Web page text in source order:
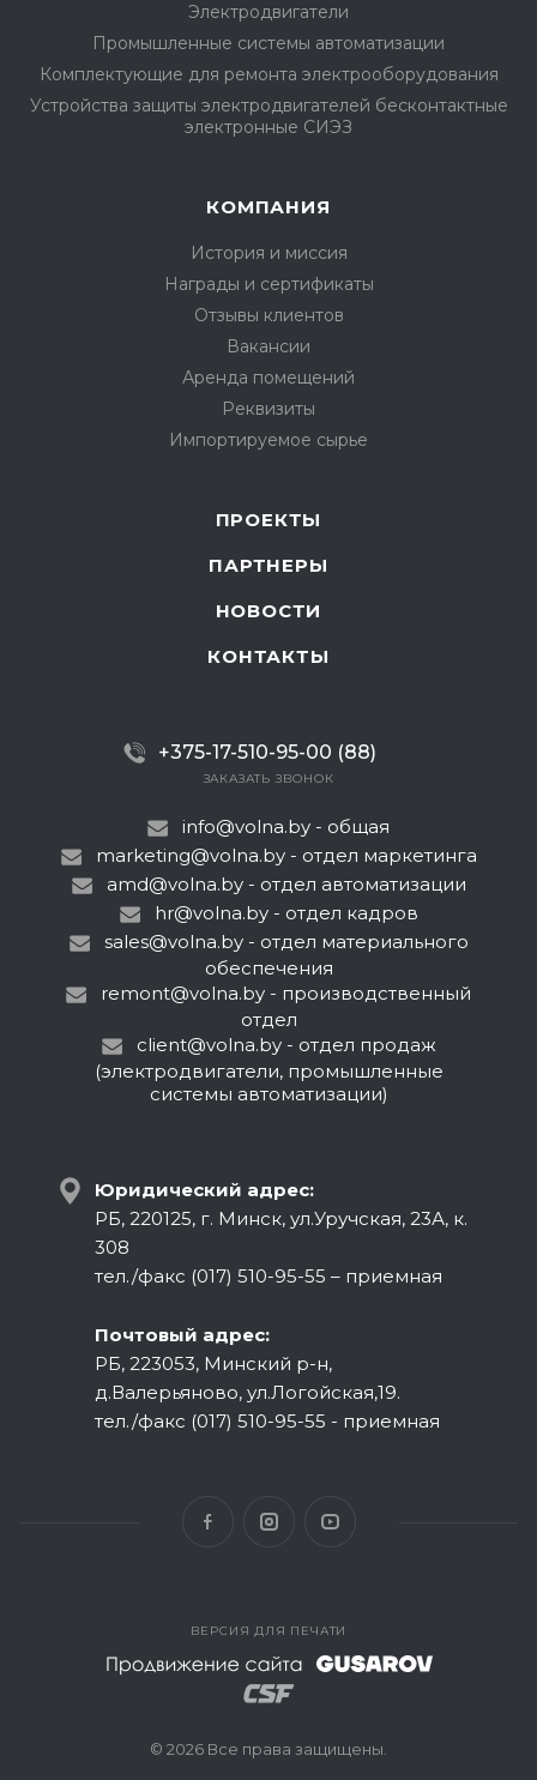
Электродвигатели
Промышленные системы автоматизации
Комплектующие для ремонта электрооборудования
Устройства защиты электродвигателей бесконтактные
электронные СИЭЗ
КОМПАНИЯ
История и миссия
Награды и сертификаты
Отзывы клиентов
Вакансии
Аренда помещений
Реквизиты
Импортируемое сырье
ПРОЕКТЫ
ПАРТНЕРЫ
НОВОСТИ
КОНТАКТЫ
+375-17-510-95-00 (88)
ЗАКАЗАТЬ ЗВОНОК
info@volna.by - общая
marketing@volna.by- отдел маркетинга
amd@volna.by- отдел автоматизации
hr@volna.by- отдел кадров
sales@volna.by- отдел материального
обеспечения
remont@volna.by - производственный
отдел
client@volna.by- отдел продаж
(электродвигатели, промышленные
системы автоматизации)
Юридический адрес:
РБ, 220125, г. Минск, ул.Уручская, 23А, к.
308
тел./факс (017) 510-95-55 – приемная
Почтовый адрес:
РБ, 223053, Минский р-н,
д.Валерьяново, ул.Логойская,19.
тел./факс (017) 510-95-55 - приемная
ВЕРСИЯ ДЛЯ ПЕЧАТИ
© 2026 Все права защищены.